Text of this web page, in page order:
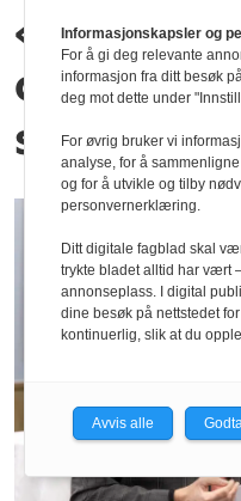
«Verden
Informasjonskapsler og
For å gi deg relevante
informasjon fra ditt besøk
deg mot dette under
For øvrig bruker vi
analyse, for å
og for å utvikle og tilby
personvernerklæring.
Ditt digitale fagblad skal
trykte bladet alltid har vært
annonseplass. I digital
dine besøk på nettstedet
kontinuerlig, slik at du
Avvis alle